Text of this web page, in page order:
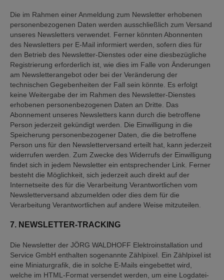
Die im Rahmen einer Anmeldung zum Newsletter erhobenen
personenbezogenen Daten werden ausschließlich zum Versand
unseres Newsletters verwendet. Ferner könnten Abonnenten
des Newsletters per E-Mail informiert werden, sofern dies für
den Betrieb des Newsletter-Dienstes oder eine diesbezügliche
Registrierung erforderlich ist, wie dies im Falle von Änderungen
am Newsletterangebot oder bei der Veränderung der
technischen Gegebenheiten der Fall sein könnte. Es erfolgt
keine Weitergabe der im Rahmen des Newsletter-Dienstes
erhobenen personenbezogenen Daten an Dritte. Das
Abonnement unseres Newsletters kann durch die betroffene
Person jederzeit gekündigt werden. Die Einwilligung in die
Speicherung personenbezogener Daten, die die betroffene
Person uns für den Newsletterversand erteilt hat, kann jederzeit
widerrufen werden. Zum Zwecke des Widerrufs der Einwilligung
findet sich in jedem Newsletter ein entsprechender Link. Ferner
besteht die Möglichkeit, sich jederzeit auch direkt auf der
Internetseite des für die Verarbeitung Verantwortlichen vom
Newsletterversand abzumelden oder dies dem für die
Verarbeitung Verantwortlichen auf andere Weise mitzuteilen.
7. NEWSLETTER-TRACKING
Die Newsletter der JÖRG WALDHOFF Elektroinstallation und
Service GmbH enthalten sogenannte Zählpixel. Ein Zählpixel ist
eine Miniaturgrafik, die in solche E-Mails eingebettet wird,
welche im HTML-Format versendet werden, um eine Logdatei-